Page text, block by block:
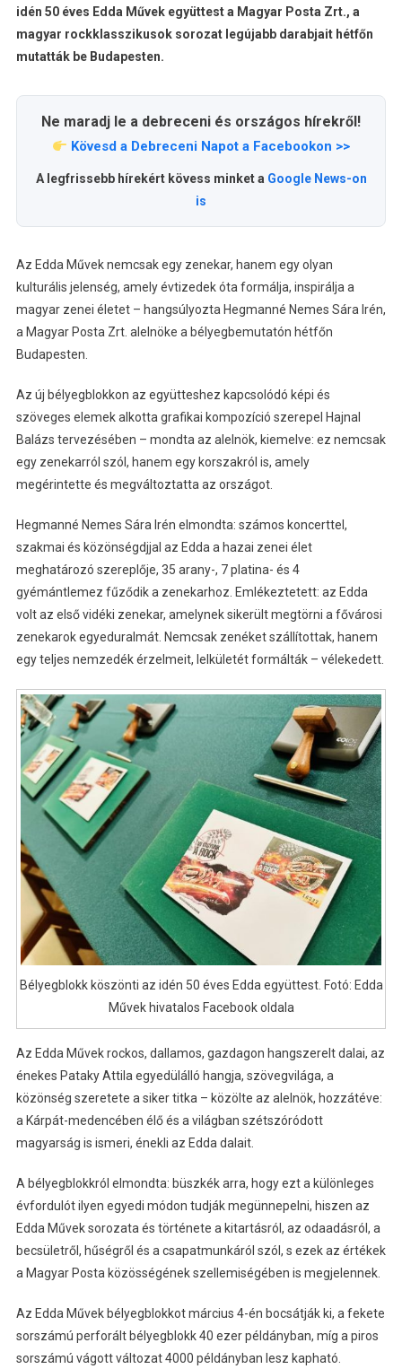
idén 50 éves Edda Művek együttest a Magyar Posta Zrt., a
magyar rockklasszikusok sorozat legújabb darabjait hétfőn
mutatták be Budapesten.
Ne maradj le a debreceni és országos hírekről!
Kövesd a Debreceni Napot a Facebookon >>
A legfrissebb hírekért kövess minket a Google News-on
is
Az Edda Művek nemcsak egy zenekar, hanem egy olyan
kulturális jelenség, amely évtizedek óta formálja, inspirálja a
magyar zenei életet – hangsúlyozta Hegmanné Nemes Sára Irén,
a Magyar Posta Zrt. alelnöke a bélyegbemutatón hétfőn
Budapesten.
Az új bélyegblokkon az együtteshez kapcsolódó képi és
szöveges elemek alkotta grafikai kompozíció szerepel Hajnal
Balázs tervezésében – mondta az alelnök, kiemelve: ez nemcsak
egy zenekarról szól, hanem egy korszakról is, amely
megérintette és megváltoztatta az országot.
Hegmanné Nemes Sára Irén elmondta: számos koncerttel,
szakmai és közönségdjjal az Edda a hazai zenei élet
meghatározó szereplője, 35 arany-, 7 platina- és 4
gyémántlemez fűződik a zenekarhoz. Emlékeztetett: az Edda
volt az első vidéki zenekar, amelynek sikerült megtörni a fővárosi
zenekarok egyeduralmát. Nemcsak zenéket szállítottak, hanem
egy teljes nemzedék érzelmeit, lelkületét formálták – vélekedett.
Bélyegblokk köszönti az idén 50 éves Edda együttest. Fotó: Edda
Művek hivatalos Facebook oldala
Az Edda Művek rockos, dallamos, gazdagon hangszerelt dalai, az
énekes Pataky Attila egyedülálló hangja, szövegvilága, a
közönség szeretete a siker titka – közölte az alelnök, hozzátéve:
a Kárpát-medencében élő és a világban szétszóródott
magyarság is ismeri, énekli az Edda dalait.
A bélyegblokkról elmondta: büszkék arra, hogy ezt a különleges
évfordulót ilyen egyedi módon tudják megünnepelni, hiszen az
Edda Művek sorozata és története a kitartásról, az odaadásról, a
becsületről, hűségről és a csapatmunkáról szól, s ezek az értékek
a Magyar Posta közösségének szellemiségében is megjelennek.
Az Edda Művek bélyegblokkot március 4-én bocsátják ki, a fekete
sorszámú perforált bélyegblokk 40 ezer példányban, míg a piros
sorszámú vágott változat 4000 példányban lesz kapható.